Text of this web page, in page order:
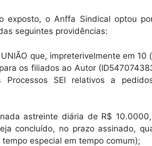
exposto, o Anffa Sindical optou
seguintes providências:
que, impreterivelmente em
os filiados ao Autor
Processos SEI relativos a
astreinte diária de R$
concluído, no prazo assinado,
especial em tempo comum);